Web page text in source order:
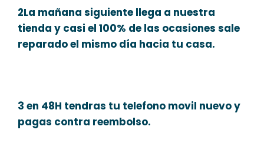
2La mañana siguiente llega a nuestra
tienda y casi el 100% de las ocasiones sale
reparado el mismo día hacia tu casa.
3 en 48H tendras tu telefono movil nuevo y
pagas contra reembolso.